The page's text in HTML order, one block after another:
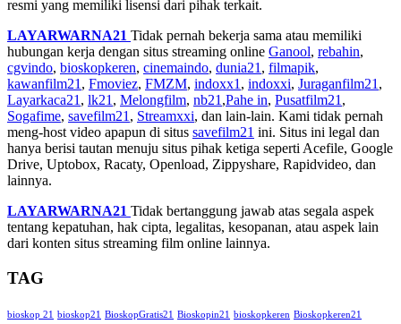
resmi yang memiliki lisensi dari pihak terkait.
LAYARWARNA21 Tidak pernah bekerja sama atau memiliki
hubungan kerja dengan situs streaming online Ganool, rebahin,
cgvindo, bioskopkeren, cinemaindo, dunia21 , filmapik,
kawanfilm21 , Fmoviez, FMZM, indoxx1 , indoxxi, Juraganfilm21 ,
Layarkaca21 , lk21 , Melongfilm, nb21 ,Pahe in, Pusatfilm21 ,
Sogafime, savefilm21 , Streamxxi, dan lain-lain. Kami tidak pernah
meng-host video apapun di situs savefilm21 ini. Situs ini legal dan
hanya berisi tautan menuju situs pihak ketiga seperti Acefile, Google
Drive, Uptobox, Racaty, Openload, Zippyshare, Rapidvideo, dan
lainnya.
LAYARWARNA21 Tidak bertanggung jawab atas segala aspek
tentang kepatuhan, hak cipta, legalitas, kesopanan, atau aspek lain
dari konten situs streaming film online lainnya.
TAG
bioskop 21 bioskop21 BioskopGratis21 Bioskopin21 bioskopkeren Bioskopkeren21